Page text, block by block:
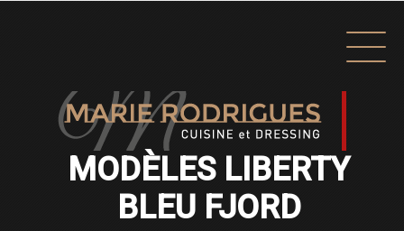
MODÈLES LIBERTY
BLEU FJORD